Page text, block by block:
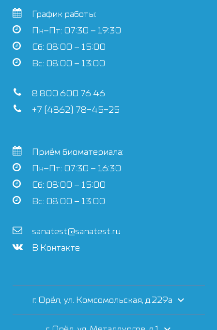
График работы:
Пн–Пт: 07:30 – 19:30
Сб: 08:00 – 15:00
Вс: 08:00 – 13:00
8 800 600 76 46
+7 (4862) 78-45-25
Приём биоматериала:
Пн–Пт: 07:30 – 16:30
Сб: 08:00 – 15:00
Вс: 08:00 – 13:00
sanatest@sanatest.ru
В Контакте
г. Орёл, ул. Комсомольская, д.229а